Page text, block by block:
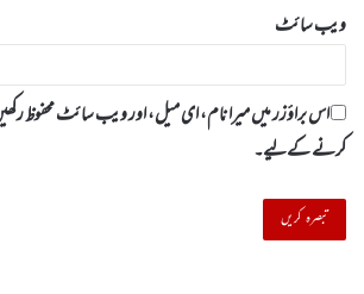
ویب‌ سائٹ
اس براؤزر میں میرا نام، ای میل، اور ویب سائٹ محفوظ
کرنے کےلیے۔